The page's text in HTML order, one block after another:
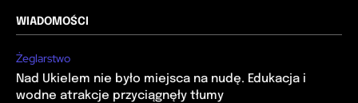
WIADOMOŚCI
Żeglarstwo
Nad Ukielem nie było miejsca na nudę. Edukacja i
wodne atrakcje przyciągnęły tłumy